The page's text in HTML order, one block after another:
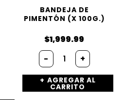
BANDEJA DE
PIMENTÓN (X 100G.)
$1,999.99
-
+
AGREGAR AL
CARRITO